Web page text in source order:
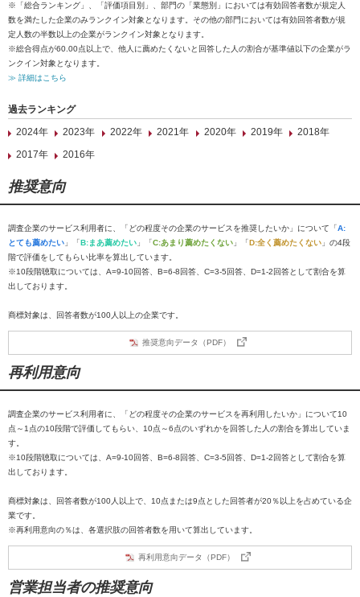
※「総合ランキング」、「評価項目別」、部門の「業態別」においては有効回答者数が規定人
数を満たした企業のみランクイン対象となります。その他の部門においては有効回答者数が規
定人数の半数以上の企業がランクイン対象となります。
※総合得点が60.00点以上で、他人に薦めたくないと回答した人の割合が基準値以下の企業がラ
ンクイン対象となります。
≫ 詳細はこちら
過去ランキング
2024年
2023年 2022年 2021年 2020年 2019年
2018年
2017年
2016年
推奨意向
調査企業のサービス利用者に、「どの程度その企業のサービスを推奨したいか」について「A:
とても薦めたい 」「B:まあ薦めたい 」「C:あまり薦めたくない 」「D:全く薦めたくない 」の4段
階で評価をしてもらい比率を算出しています。
※10段階聴取については、A=9-10回答、B=6-8回答、C=3-5回答、D=1-2回答として割合を算
出しております。
商標対象は、回答者数が100人以上の企業です。
推奨意向データ（PDF）
再利用意向
調査企業のサービス利用者に、「どの程度その企業のサービスを再利用したいか」について10
点～1点の10段階で評価してもらい、10点～6点のいずれかを回答した人の割合を算出していま
す。
※10段階聴取については、A=9-10回答、B=6-8回答、C=3-5回答、D=1-2回答として割合を算
出しております。
商標対象は、回答者数が100人以上で、10点または9点とした回答者が20％以上を占めている企
業です。
※再利用意向の％は、各選択肢の回答者数を用いて算出しています。
再利用意向データ（PDF）
営業担当者の推奨意向